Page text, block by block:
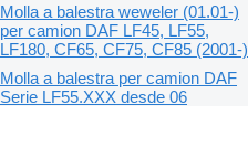
Molla a balestra weweler (01.01-)
per camion DAF LF45, LF55,
LF180, CF65, CF75, CF85 (2001-)
Molla a balestra per camion DAF
Serie LF55.XXX desde 06